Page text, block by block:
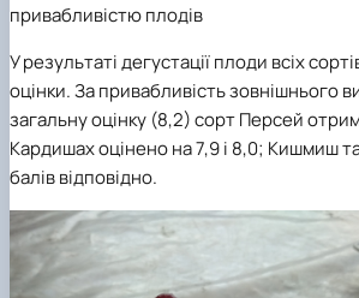
привабливістю плодів
У результаті дегустації плоди всіх
оцінки. За привабливість зовнішнього
загальну оцінку (8,2) сорт Персей
Кардишах оцінено на 7,9 і 8,0; Кишмиш
балів відповідно.